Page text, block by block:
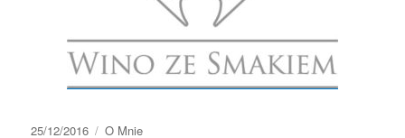
Data
25/12/2016 Kategorie
O Mnie